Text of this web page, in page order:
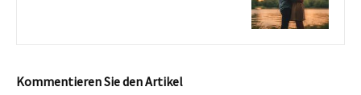
Kommentieren Sie den Artikel